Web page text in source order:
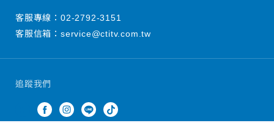
追蹤我們
客服專線： 02-2792-3151
客服信箱： service@ctitv.com.tw